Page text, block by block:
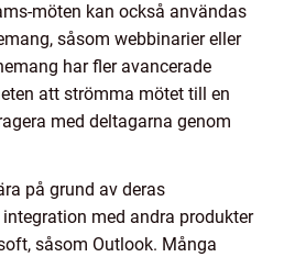
möten kan också användas
såsom webbinarier eller
har fler avancerade
att strömma mötet till en
med deltagarna genom
på grund av deras
med andra produkter
såsom Outlook. Många